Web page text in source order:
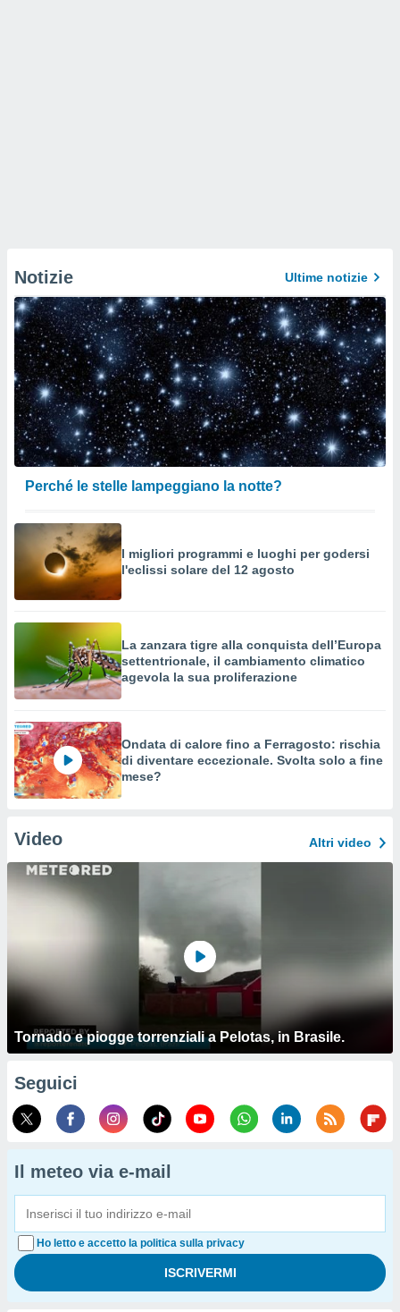
Notizie Ultime notizie
Perché le stelle lampeggiano la notte?
I migliori programmi e luoghi per godersi
l'eclissi solare del 12 agosto
La zanzara tigre alla conquista dell’Europa
settentrionale, il cambiamento climatico
agevola la sua proliferazione
Ondata di calore fino a Ferragosto: rischia
di diventare eccezionale. Svolta solo a fine
mese?
Video Altri video
Tornado e piogge torrenziali a Pelotas, in Brasile.
Seguici
Il meteo via e-mail
Ho letto e accetto la politica sulla privacy